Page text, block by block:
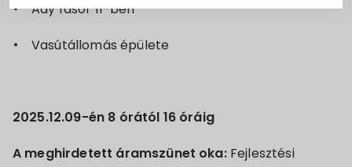
2024. évi általános
Ady fasor 11-ben
Vasútállomás épülete
2025.12.09-én 8 órától 16 óráig
A meghirdetett áramszünet oka: Fejlesztési